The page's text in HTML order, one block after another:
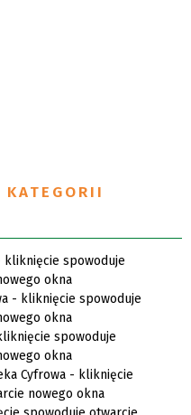
KATEGORII